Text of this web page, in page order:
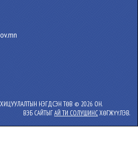
НЭГДСЭН ТӨВ © 2026 ОН.
ВЭБ САЙТЫГАЙ ТИ СОЛУШИНСХӨГЖҮҮЛЭВ.